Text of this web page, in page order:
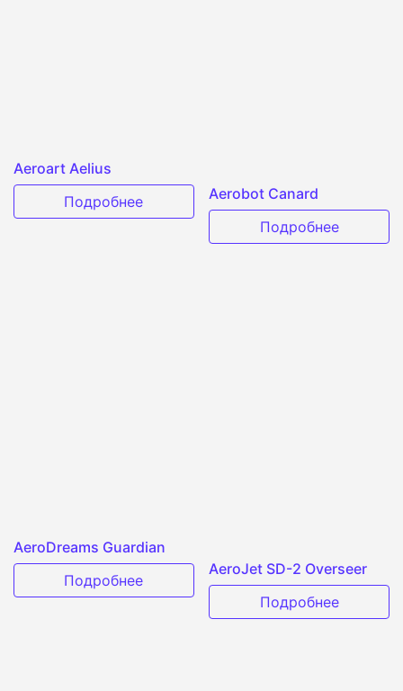
Aeroart Aelius
Подробнее
Aerobot Canard
Подробнее
AeroDreams Guardian
Подробнее
AeroJet SD-2 Overseer
Подробнее